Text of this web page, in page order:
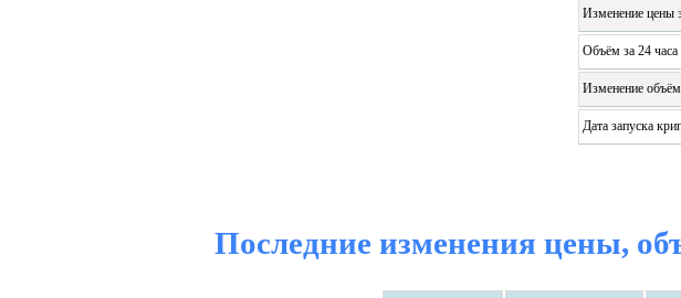
Изменение цены
Объём за 24 часа
Изменение
Дата запуска
Последние изменения цены,